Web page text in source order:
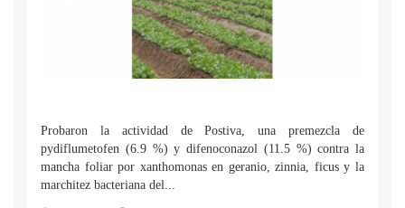
Probaron la actividad de Postiva, una premezcla de
pydiflumetofen (6.9 %) y difenoconazol (11.5 %) contra la
mancha foliar por xanthomonas en geranio, zinnia, ficus y la
marchitez bacteriana del...